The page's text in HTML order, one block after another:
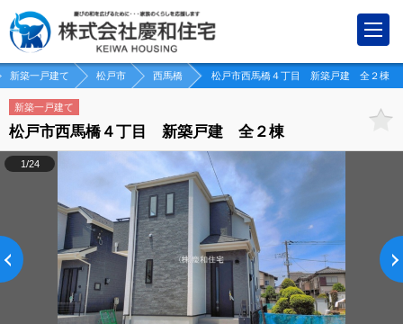
新築一戸建て 松戸市 西馬橋 松戸市西馬橋４丁目 新築戸建 全２棟
新築一戸建て
松戸市西馬橋４丁目 新築戸建 全２棟
1/24